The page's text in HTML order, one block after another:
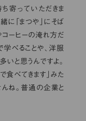
寄っていただきま
に「まつや」にそば
コーヒーの淹れ方だ
学べることや、洋服
いと思うんですよ。
食べてきます」みた
んね。普通の企業と